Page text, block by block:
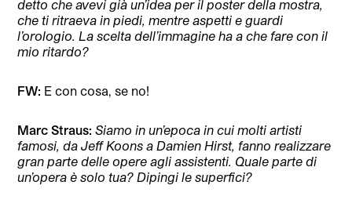
detto che avevi già un’idea per il poster della mostra,
che ti ritraeva in piedi, mentre aspetti e guardi
l’orologio. La scelta dell’immagine ha a che fare con il
mio ritardo?
FW: E con cosa, se no!
Marc Straus: Siamo in un’epoca in cui molti artisti
famosi, da Jeff Koons a Damien Hirst, fanno realizzare
gran parte delle opere agli assistenti. Quale parte di
un’opera è solo tua? Dipingi le superfici?